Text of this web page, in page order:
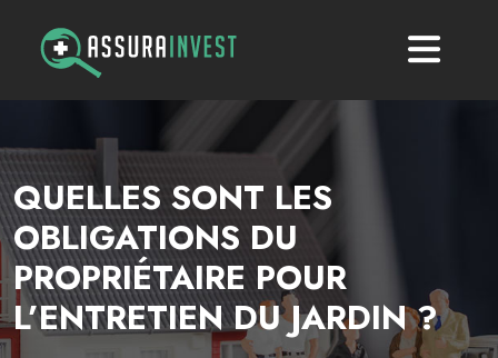
QUELLES SONT LES
OBLIGATIONS DU
PROPRIÉTAIRE POUR
L’ENTRETIEN DU JARDIN ?